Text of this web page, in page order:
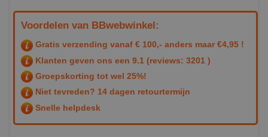
Voordelen van BBwebwinkel:
Gratis verzending vanaf € 100,- anders maar €4,95 !
Klanten geven ons een 9.1 (reviews: 3201 )
Groepskorting tot wel 25%!
Niet tevreden? 14 dagen retourtermijn
Snelle helpdesk